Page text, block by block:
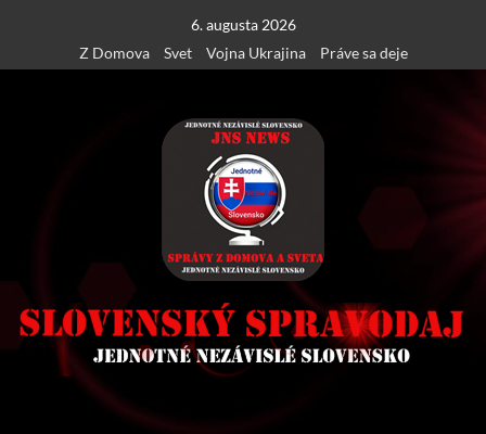
content
6. augusta 2026
Z Domova
Svet Vojna Ukrajina Práve sa deje